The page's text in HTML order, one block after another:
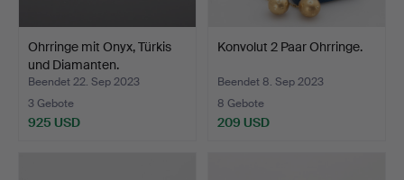
Ohrringe mit Onyx, Türkis
und Diamanten.
Beendet 22. Sep 2023
3 Gebote
925 USD
Konvolut 2 Paar Ohrringe.
Beendet 8. Sep 2023
8 Gebote
209 USD